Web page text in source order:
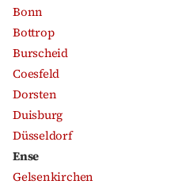
Bonn
Bottrop
Burscheid
Coesfeld
Dorsten
Duisburg
Düsseldorf
Ense
Gelsenkirchen